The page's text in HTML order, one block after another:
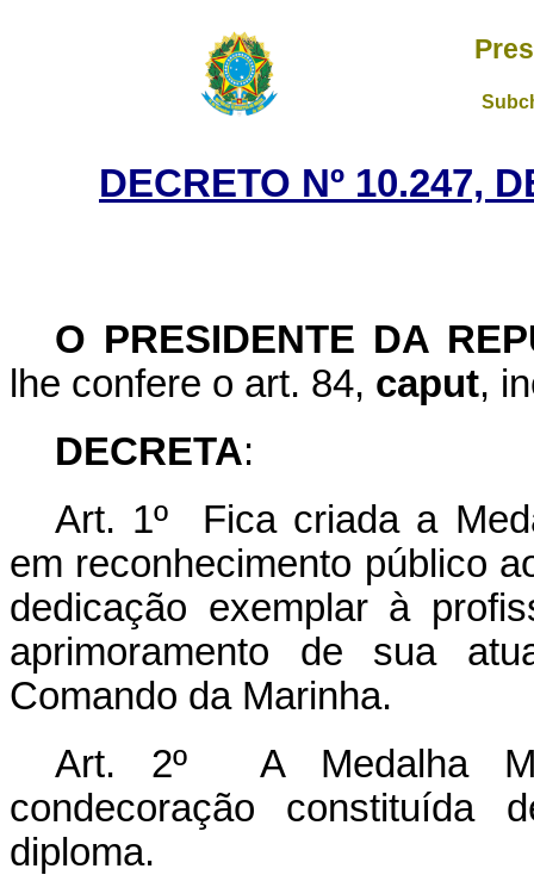
DECRETO Nº 10.247,
O PRESIDENTE DA
lhe confere o art. 84, caput,
DECRETA:
Art. 1º Fica criada a
em reconhecimento público
dedicação exemplar à
aprimoramento de sua
Comando da Marinha.
Art. 2º A Medalha
condecoração constituída
diploma.